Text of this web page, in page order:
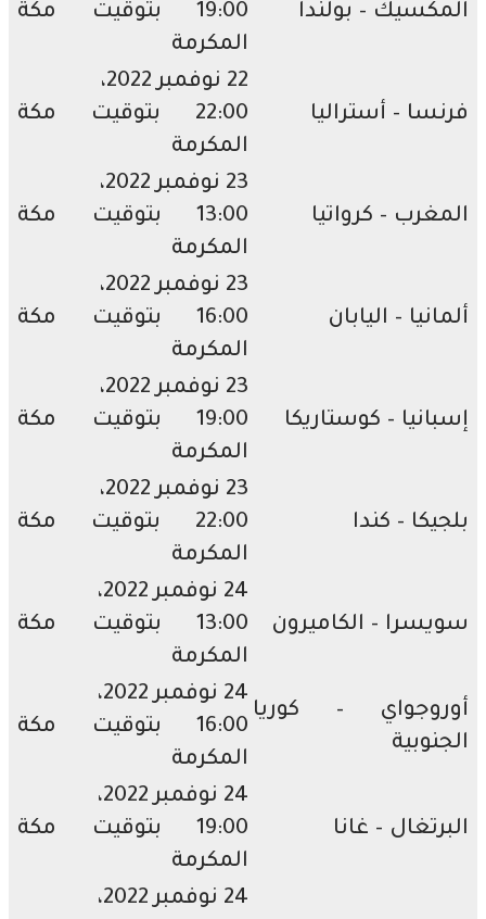
– بولندا
19:00 بتوقيت مكة
المكرمة
– أستراليا
22:00 بتوقيت مكة
المكرمة
– كرواتيا
13:00 بتوقيت مكة
المكرمة
– اليابان
16:00 بتوقيت مكة
المكرمة
– كوستاريكا
19:00 بتوقيت مكة
المكرمة
– كندا
22:00 بتوقيت مكة
المكرمة
– الكاميرون
13:00 بتوقيت مكة
المكرمة
– كوريا
16:00 بتوقيت مكة
المكرمة
– غانا
19:00 بتوقيت مكة
المكرمة